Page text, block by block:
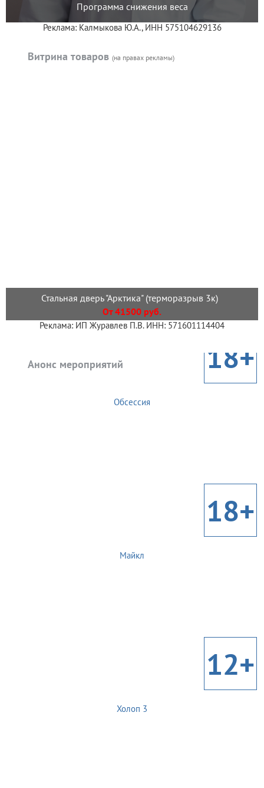
Программа снижения веса
Реклама: Калмыкова Ю.А., ИНН 575104629136
Витрина товаров (на правах рекламы)
Стальная дверь "Арктика" (терморазрыв 3к)
От 41500 руб.
Реклама: ИП Журавлев П.В. ИНН: 571601114404
Анонс мероприятий 18+
Обсессия
18+
Майкл
12+
Холоп 3